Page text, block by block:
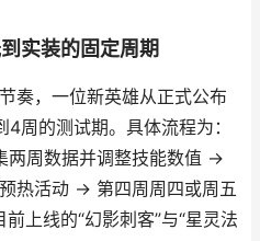
实装的固定周期
奏，一位新英雄从正式公布
周的测试期。具体流程为：
周数据并调整技能数值 →
热活动 → 第四周周四或周五
上线的“幻影刺客”与“星灵法